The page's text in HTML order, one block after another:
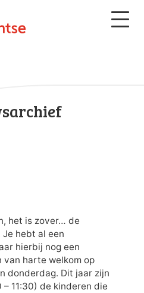
het is zover… de
Je hebt al een
hierbij nog een
van harte welkom op
donderdag. Dit jaar zijn
– 11:30) de kinderen die